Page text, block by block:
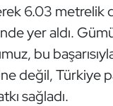
6.03 metrelik
yer aldı.
bu
değil, Türkiye
sağladı.